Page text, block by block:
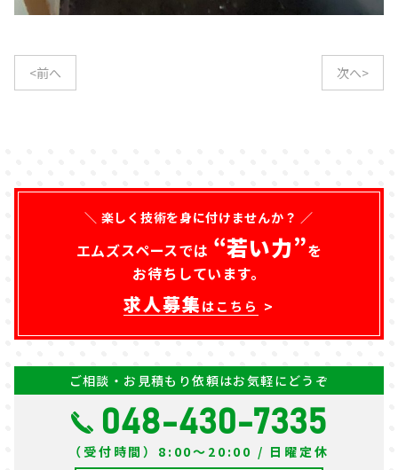
<前へ 次へ>
＼ 楽しく技術を身に付けませんか？ ／
エムズスペースでは “若い力”を
お待ちしています。
求人募集 はこちら
ご相談・お見積もり依頼はお気軽にどうぞ
048-430-7335
（受付時間）8:00～20:00 / 日曜定休